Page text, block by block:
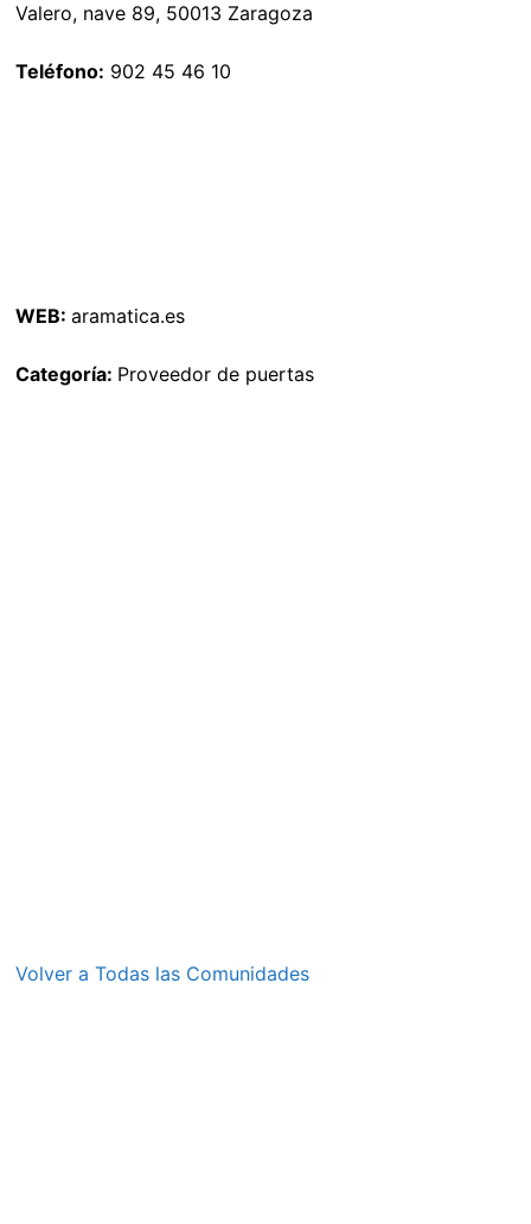
Valero, nave 89, 50013 Zaragoza
Teléfono: 902 45 46 10
WEB: aramatica.es
Categoría: Proveedor de puertas
Volver a Todas las Comunidades